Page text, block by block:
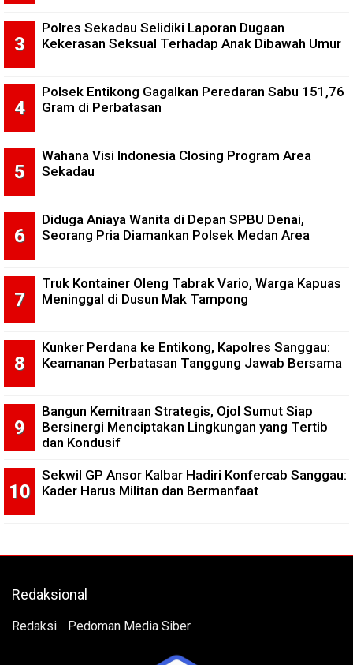
Polres Sekadau Selidiki Laporan Dugaan
Kekerasan Seksual Terhadap Anak Dibawah Umur
Polsek Entikong Gagalkan Peredaran Sabu 151,76
Gram di Perbatasan
Wahana Visi Indonesia Closing Program Area
Sekadau
Diduga Aniaya Wanita di Depan SPBU Denai,
Seorang Pria Diamankan Polsek Medan Area
Truk Kontainer Oleng Tabrak Vario, Warga Kapuas
Meninggal di Dusun Mak Tampong
Kunker Perdana ke Entikong, Kapolres Sanggau:
Keamanan Perbatasan Tanggung Jawab Bersama
Bangun Kemitraan Strategis, Ojol Sumut Siap
Bersinergi Menciptakan Lingkungan yang Tertib
dan Kondusif
Sekwil GP Ansor Kalbar Hadiri Konfercab Sanggau:
Kader Harus Militan dan Bermanfaat
Redaksional
Redaksi Pedoman Media Siber